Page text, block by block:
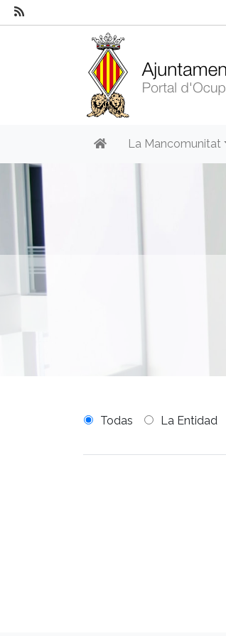
La Mancomunitat
Todas La Entidad